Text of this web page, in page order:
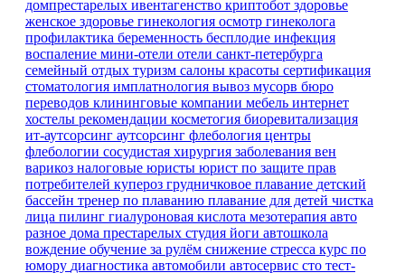
домпрестарелых ивентагенство криптобот здоровье
женское здоровье гинекология осмотр гинеколога
профилактика беременность бесплодие инфекция
воспаление мини-отели отели санкт-петербурга
семейный отдых туризм салоны красоты сертификация
стоматология имплатнология вывоз мусорв бюро
переводов клининговые компании мебель интернет
хостелы рекомендации косметогия биоревитализация
ит-аутсорсинг аутсорсинг флебология центры
флебологии сосудистая хирургия заболевания вен
варикоз налоговые юристы юрист по защите прав
потребителей купероз грудничковое плавание детский
бассейн тренер по плаванию плавание для детей чистка
лица пилинг гиалуроновая кислота мезотерапия авто
разное дома престарелых студия йоги автошкола
вождение обучение за рулём снижение стресса курс по
юмору диагностика автомобили автосервис сто тест-